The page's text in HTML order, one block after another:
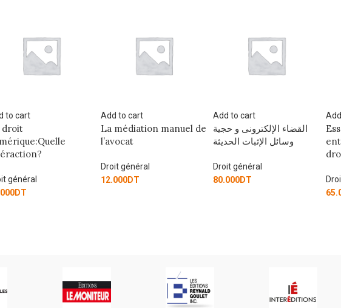
to cart
manuel de
DT
Add to cart
القضاء الإلكترونى و حجية
وسائل الإثبات الحديثة
Droit général
80.000DT
Add to cart
Essai sur la relation
entre l’éthique et le
Droit général